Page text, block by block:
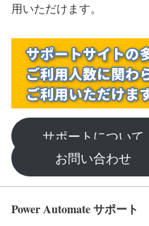
用いただけます。
サポートについて
お問い合わせ
Power Automate サポート